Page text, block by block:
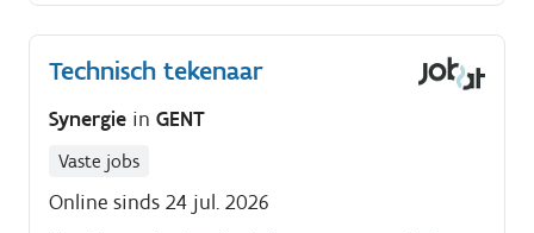
Technisch tekenaar
Synergie in GENT
Vaste jobs
Online sinds 24 jul. 2026